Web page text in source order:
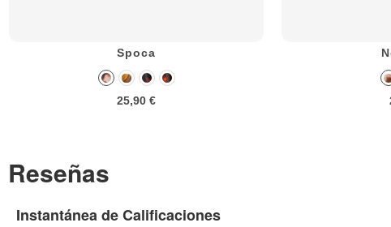
Spoca
25,90 €
Reseñas
Instantánea de Calificaciones